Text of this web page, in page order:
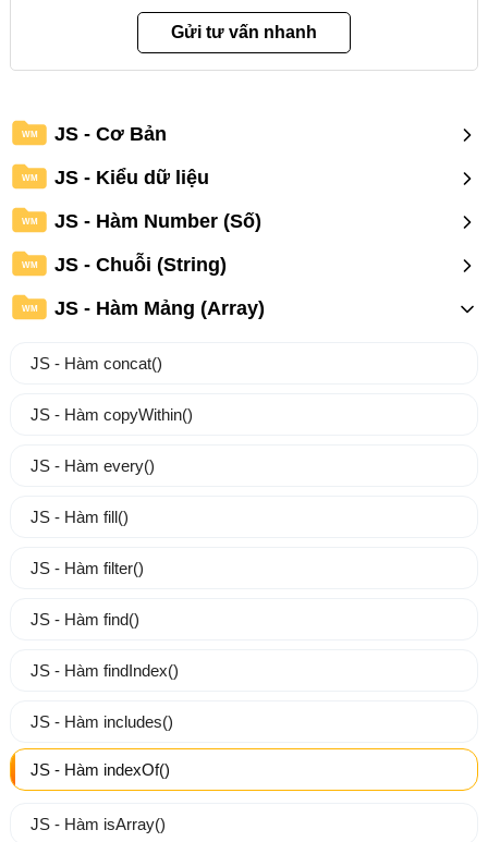
WM JS - Cơ Bản
WM JS - Kiểu dữ liệu
WM JS - Hàm Number (Số)
WM JS - Chuỗi (String)
WM JS - Hàm Mảng (Array)
JS - Hàm concat()
JS - Hàm copyWithin()
JS - Hàm every()
JS - Hàm fill()
JS - Hàm filter()
JS - Hàm find()
JS - Hàm findIndex()
JS - Hàm includes()
JS - Hàm indexOf()
JS - Hàm isArray()